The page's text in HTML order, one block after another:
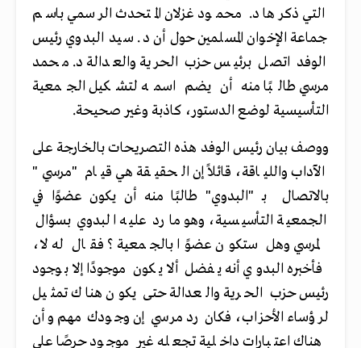
التي ذكرها د. محمود غزلان المتحدث الرسمي باسم
جماعة الإخوان المسلمين حول أن د. سيد البدوي رئيس
الوفد اتصل برئيس حزب الحرية والعدالة د. محمد
مرسي طالبًا منه أن يضم اسمه لتشكيل الجمعية
التأسيسية لوضع الدستور، كاذبة وغير صحيحة.
ووصف بيان رئيس الوفد هذه التصريحات بالخارجة على
الآداب واللياقة، قائلاً إن الحقيقة هي قيام "مرسي"
بالاتصال بـ "البدوي" طالبًا منه أن يكون عضوًا في
الجمعية التأسيسية، وهو ما رد عليه البدوي بسؤال
لمرسي وهل ستكون عضوًا بالجمعية ؟ فقال له لا،
فأخبره البدوي أنه يفضل ألا يكون موجودًا إلا بوجود
رئيس حزب الحرية والعدالة حتى يكون هناك تمثيل
لرؤساء الأحزاب، فكان رد مرسي إن وجودك مهم وأن
هناك اعتبارات داخلية تجعله غير موجود حرصًا على